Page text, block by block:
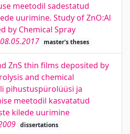
meetodil sadestatud
uurimine. Study of ZnO:Al
by Chemical Spray
08.05.2017 master's theses
ZnS thin films deposited by
and chemical
pihustuspürolüüsi ja
meetodil kasvatatud
kilede uurimine
dissertations